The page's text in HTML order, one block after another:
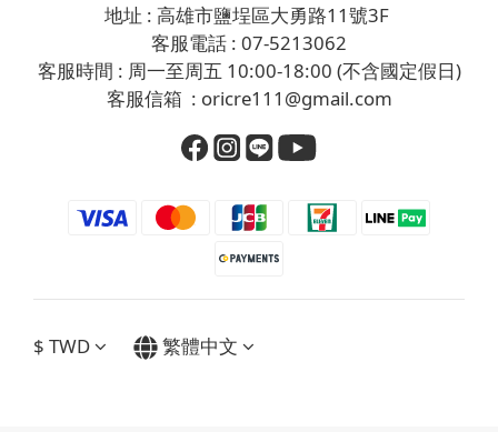
地址 : 高雄市鹽埕區大勇路11號3F
客服電話 : 07-5213062
客服時間 : 周一至周五 10:00-18:00 (不含國定假日)
客服信箱 : oricre111@gmail.com
$ TWD 繁體中文